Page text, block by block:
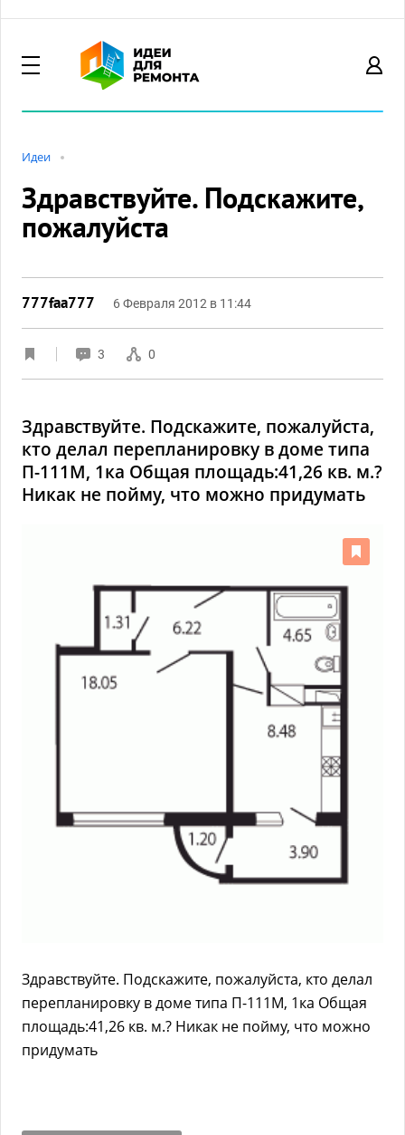
Идеи
Здравствуйте. Подскажите,
пожалуйста
777faa777 6 Февраля 2012 в 11:44
3 0
Здравствуйте. Подскажите, пожалуйста,
кто делал перепланировку в доме типа
П-111М, 1ка Общая площадь:41,26 кв. м.?
Никак не пойму, что можно придумать
Здравствуйте. Подскажите, пожалуйста, кто делал
перепланировку в доме типа П-111М, 1ка Общая
площадь:41,26 кв. м.? Никак не пойму, что можно
придумать